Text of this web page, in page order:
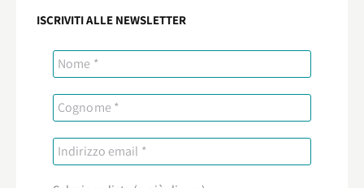
ISCRIVITI ALLE NEWSLETTER